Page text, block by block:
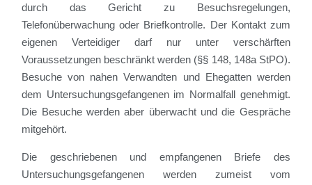
durch das Gericht zu Besuchsregelungen,
Telefonüberwachung oder Briefkontrolle. Der Kontakt zum
eigenen Verteidiger darf nur unter verschärften
Voraussetzungen beschränkt werden (§§ 148, 148a StPO).
Besuche von nahen Verwandten und Ehegatten werden
dem Untersuchungsgefangenen im Normalfall genehmigt.
Die Besuche werden aber überwacht und die Gespräche
mitgehört.
Die geschriebenen und empfangenen Briefe des
Untersuchungsgefangenen werden zumeist vom